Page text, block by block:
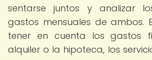
sentarse juntos y analizar
gastos mensuales de ambos.
tener en cuenta los gastos
alquiler o la hipoteca, los